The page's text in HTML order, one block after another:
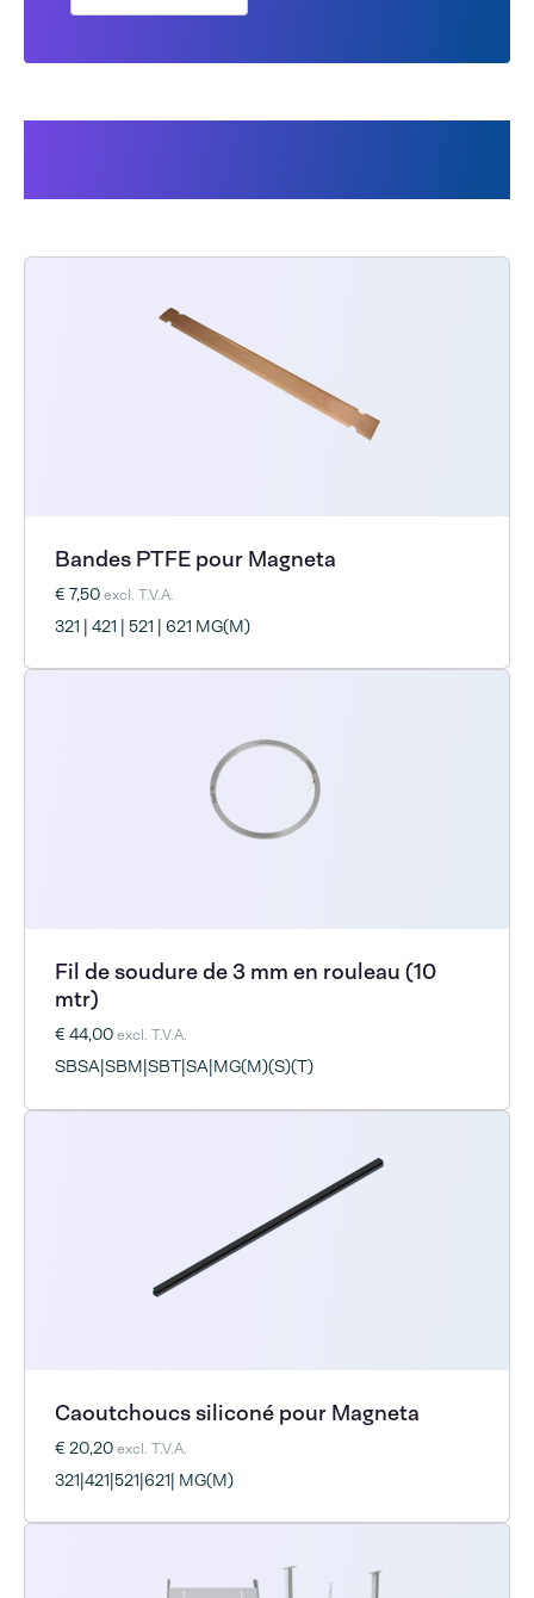
Bandes PTFE pour Magneta
€ 7,50excl. T.V.A.
321 | 421 | 521 | 621 MG(M)
Fil de soudure de 3 mm en rouleau (10
mtr)
€ 44,00excl. T.V.A.
SBSA|SBM|SBT|SA|MG(M)(S)(T)
Caoutchoucs siliconé pour Magneta
€ 20,20excl. T.V.A.
321|421|521|621| MG(M)